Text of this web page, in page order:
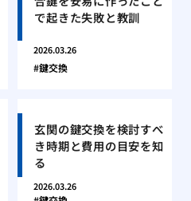
で起きた失敗と教訓
2026.03.26
鍵交換
玄関の鍵交換を検討すべ
き時期と費用の目安を知
る
2026.03.26